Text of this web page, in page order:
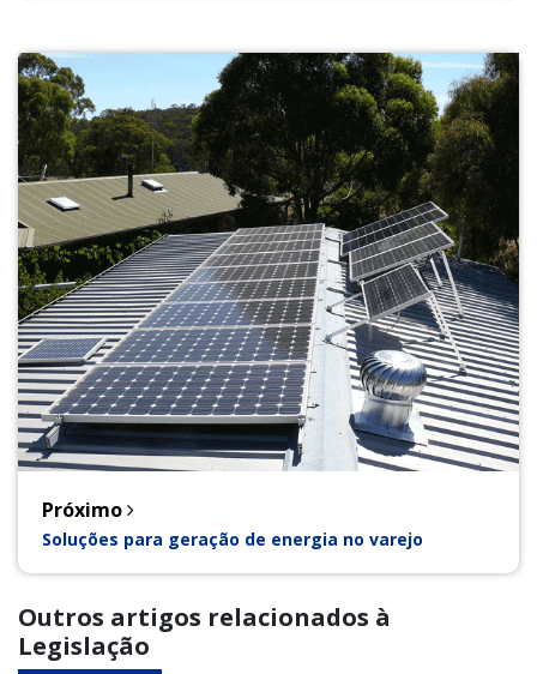
Próximo
Soluções para geração de energia no varejo
Outros artigos relacionados à
Legislação